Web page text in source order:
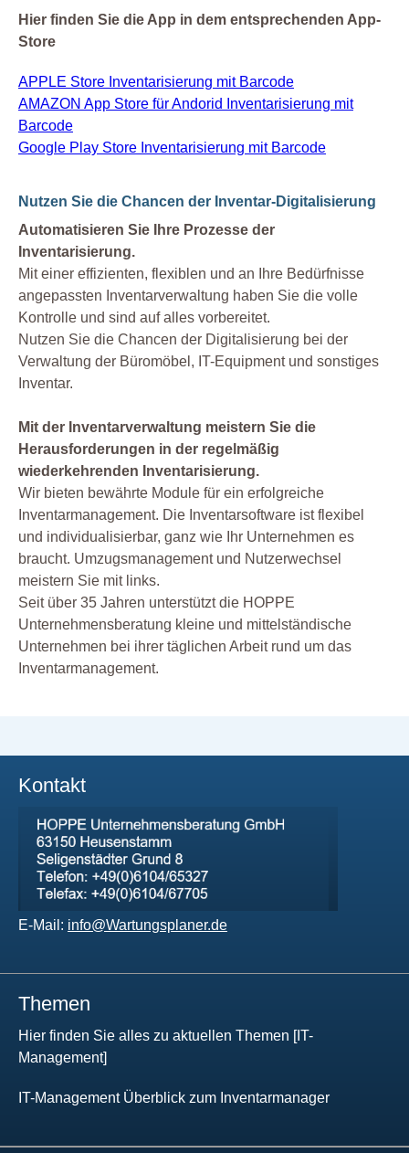
Hier finden Sie die App in dem entsprechenden App-
Store
APPLE Store Inventarisierung mit Barcode
AMAZON App Store für Andorid Inventarisierung mit
Barcode
Google Play Store Inventarisierung mit Barcode
Nutzen Sie die Chancen der Inventar-Digitalisierung
Automatisieren Sie Ihre Prozesse der
Inventarisierung.
Mit einer effizienten, flexiblen und an Ihre Bedürfnisse
angepassten Inventarverwaltung haben Sie die volle
Kontrolle und sind auf alles vorbereitet.
Nutzen Sie die Chancen der Digitalisierung bei der
Verwaltung der Büromöbel, IT-Equipment und sonstiges
Inventar.
Mit der Inventarverwaltung meistern Sie die
Herausforderungen in der regelmäßig
wiederkehrenden Inventarisierung.
Wir bieten bewährte Module für ein erfolgreiche
Inventarmanagement. Die Inventarsoftware ist flexibel
und individualisierbar, ganz wie Ihr Unternehmen es
braucht. Umzugsmanagement und Nutzerwechsel
meistern Sie mit links.
Seit über 35 Jahren unterstützt die HOPPE
Unternehmensberatung kleine und mittelständische
Unternehmen bei ihrer täglichen Arbeit rund um das
Inventarmanagement.
Kontakt
E-Mail: info@Wartungsplaner.de
Themen
Hier finden Sie alles zu aktuellen Themen [IT-
Management]
IT-Management Überblick zum Inventarmanager